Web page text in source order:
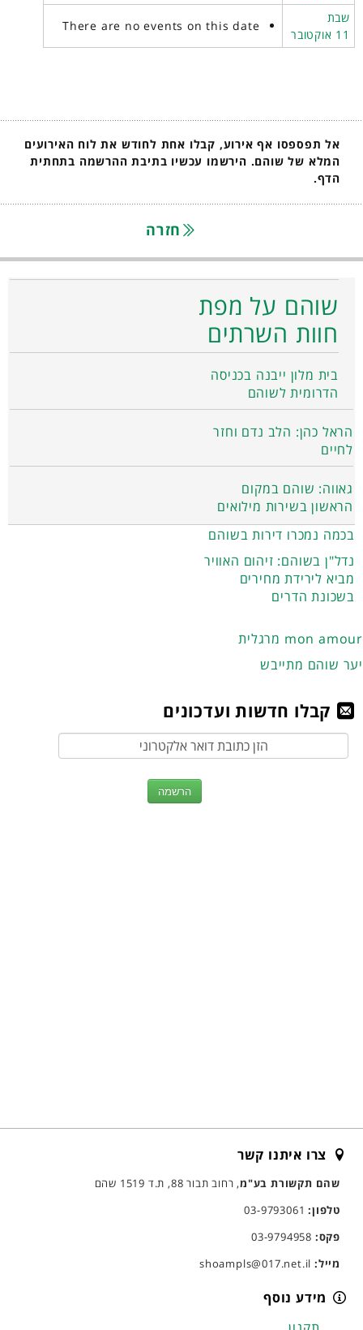
שבת
11 אוקטובר
There are no events on this date
אל תפספסו אף אירוע, קבלו אחת לחודש את לוח האירועים
המלא של שוהם. הירשמו עכשיו בתיבת ההרשמה בתחתית
הדף.
חזרה
שוהם על מפת
חוות השרתים
בית מלון ייבנה בכניסה
הדרומית לשוהם
הראל כהן: הלב נדם וחזר
לחיים
גאווה: שוהם במקום
הראשון בשירות מילואים
בכמה נמכרו דירות בשוהם
נדל"ן בשוהם: זיהום האוויר
מביא לירידת מחירים
בשכונת הדרים
מרגלית mon amour
יער שוהם מתייבש
קבלו חדשות ועדכונים
צרו איתנו קשר
שהם תקשורת בע"מ, רחוב תבור 88, ת.ד 1519 שהם
טלפון:03-9793061
פקס:
מייל:
מידע נוסף